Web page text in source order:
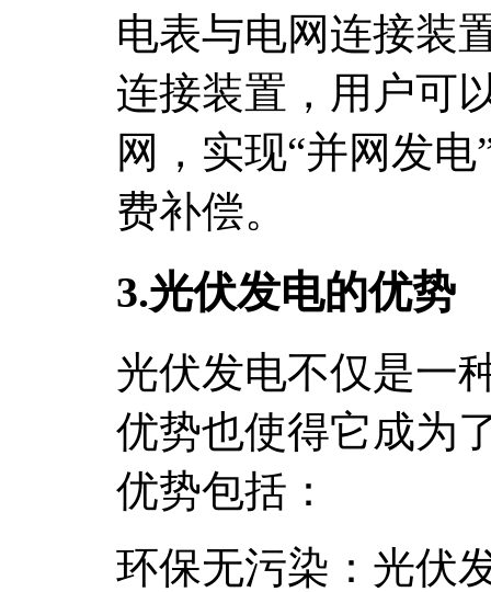
电表与电网连接装
连接装置，用户可
网，实现“并网发
费补偿。
3.光伏发电的优势
光伏发电不仅是一
优势也使得它成为
优势包括：
环保无污染：光伏